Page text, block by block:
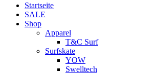
Startseite
SALE
Shop
Apparel
T&C Surf
Surfskate
YOW
Swelltech